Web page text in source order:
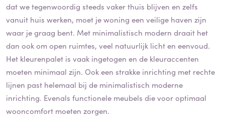
dat we tegenwoordig steeds vaker thuis blijven en zelfs
vanuit huis werken, moet je woning een veilige haven zijn
waar je graag bent. Met minimalistisch modern draait het
dan ook om open ruimtes, veel natuurlijk licht en eenvoud.
Het kleurenpalet is vaak ingetogen en de kleuraccenten
moeten minimaal zijn. Ook een strakke inrichting met rechte
lijnen past helemaal bij de minimalistisch moderne
inrichting. Evenals functionele meubels die voor optimaal
wooncomfort moeten zorgen.